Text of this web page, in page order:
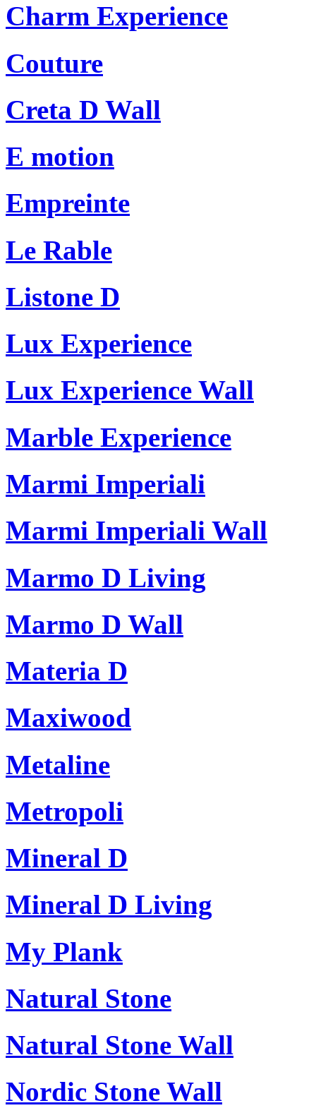
Charm Experience
Couture
Creta D Wall
E motion
Empreinte
Le Rable
Listone D
Lux Experience
Lux Experience Wall
Marble Experience
Marmi Imperiali
Marmi Imperiali Wall
Marmo D Living
Marmo D Wall
Materia D
Maxiwood
Metaline
Metropoli
Mineral D
Mineral D Living
My Plank
Natural Stone
Natural Stone Wall
Nordic Stone Wall